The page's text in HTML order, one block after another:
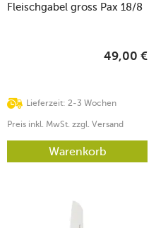
Fleischgabel gross Pax 18/8
Lieferzeit: 2-3 Wochen
49,00 €
Preis inkl. MwSt. zzgl. Versand
Warenkorb